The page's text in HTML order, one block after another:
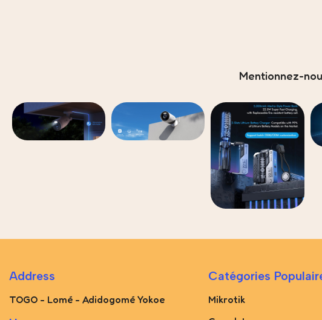
Mentionnez-
Address
TOGO - Lomé - Adidogomé Yokoe
Catégories
Mikrotik